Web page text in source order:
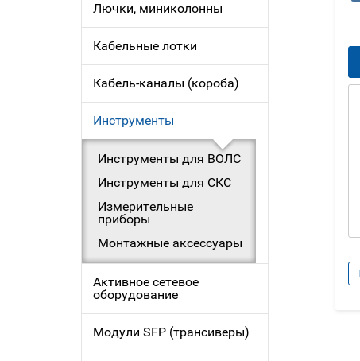
Лючки, миниколонны
Кабельные лотки
Кабель-каналы (короба)
Инструменты
Инструменты для ВОЛС
Инструменты для СКС
Измерительные
приборы
Монтажные аксессуары
Активное сетевое
оборудование
Модули SFP (трансиверы)